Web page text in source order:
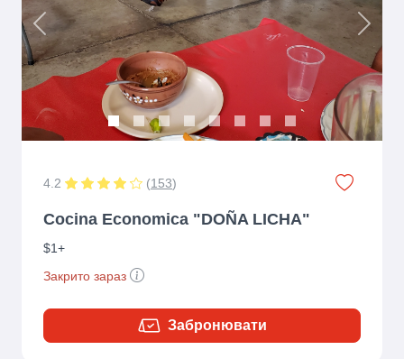
Previous Next
4.2 (153)
Cocina Economica "DOÑA LICHA"
$1+
Закрито зараз
Забронювати